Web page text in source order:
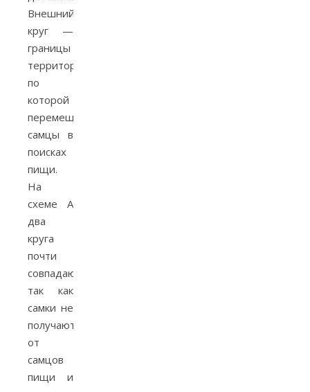
Внешний
круг —
границы
территории,
по
которой
перемещаются
самцы в
поисках
пищи.
На
схеме А
два
круга
почти
совпадают,
так как
самки не
получают
от
самцов
пищи и